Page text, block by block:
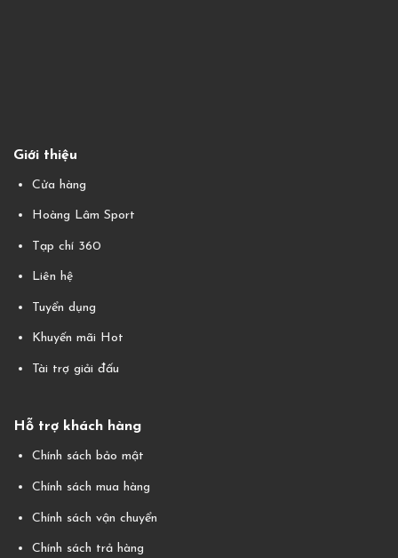
Giới thiệu
Cửa hàng
Hoàng Lâm Sport
Tạp chí 360
Liên hệ
Tuyển dụng
Khuyến mãi Hot
Tài trợ giải đấu
Hỗ trợ khách hàng
Chính sách bảo mật
Chính sách mua hàng
Chính sách vận chuyển
Chính sách trả hàng